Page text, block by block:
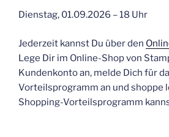
Dienstag, 01.09.2026 – 18 Uhr
Jederzeit kannst Du über den
Lege Dir im Online-Shop von
Kundenkonto an, melde Dich für
Vorteilsprogramm an und shoppe
Shopping-Vorteilsprogramm